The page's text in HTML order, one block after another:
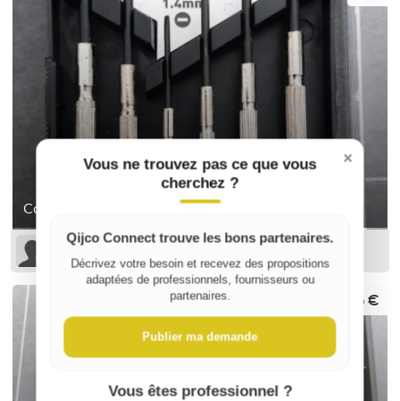
Coffret de tournevis de précision
Sophie B
6 €
×
Vous ne trouvez pas ce que vous
cherchez ?
Qijco Connect trouve les bons partenaires.
Décrivez votre besoin et recevez des propositions
adaptées de professionnels, fournisseurs ou
partenaires.
Publier ma demande
Vous êtes professionnel ?